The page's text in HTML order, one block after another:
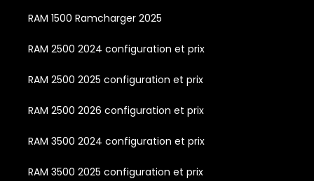
RAM 1500 Ramcharger 2025
RAM 2500 2024 configuration et prix
RAM 2500 2025 configuration et prix
RAM 2500 2026 configuration et prix
RAM 3500 2024 configuration et prix
RAM 3500 2025 configuration et prix